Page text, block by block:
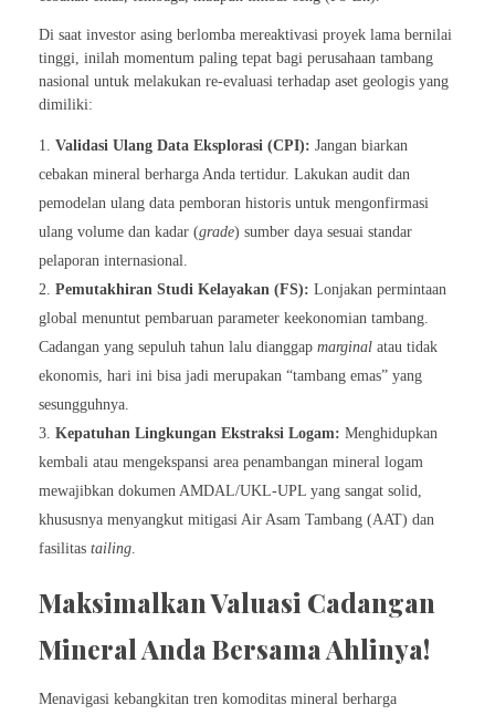
Di saat investor asing berlomba mereaktivasi proyek lama bernilai
tinggi, inilah momentum paling tepat bagi perusahaan tambang
nasional untuk melakukan re-evaluasi terhadap aset geologis yang
dimiliki:
Validasi Ulang Data Eksplorasi (CPI): Jangan biarkan
cebakan mineral berharga Anda tertidur. Lakukan audit dan
pemodelan ulang data pemboran historis untuk mengonfirmasi
ulang volume dan kadar (grade) sumber daya sesuai standar
pelaporan internasional.
Pemutakhiran Studi Kelayakan (FS): Lonjakan permintaan
global menuntut pembaruan parameter keekonomian tambang.
Cadangan yang sepuluh tahun lalu dianggap marginal atau tidak
ekonomis, hari ini bisa jadi merupakan “tambang emas” yang
sesungguhnya.
Kepatuhan Lingkungan Ekstraksi Logam: Menghidupkan
kembali atau mengekspansi area penambangan mineral logam
mewajibkan dokumen AMDAL/UKL-UPL yang sangat solid,
khususnya menyangkut mitigasi Air Asam Tambang (AAT) dan
fasilitas tailing
Maksimalkan Valuasi Cadangan
Mineral Anda Bersama Ahlinya!
Menavigasi kebangkitan tren komoditas mineral berharga